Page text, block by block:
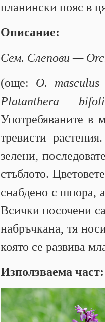
планински пояс в
Описание:
Сем. Слепови —
(още: O.
Platanthera
Употребяваните в
тревисти
зелени,
стъблото.
снабдено с шпора,
Всички посочени
набръчкана, тя
която се развива
Използваема част: